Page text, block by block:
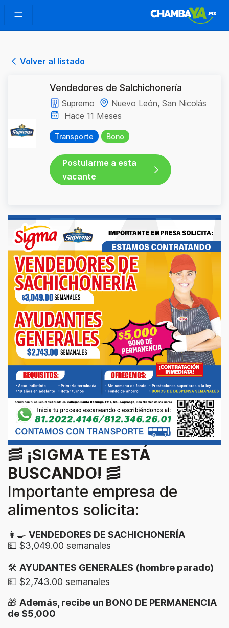
Volver al listado
Vendedores de Salchichonería
Supremo
Nuevo León, San Nicolás
Hace 11 Meses
Transporte Bono
Postularme a esta
vacante
🥓 ¡SIGMA TE ESTÁ
BUSCANDO! 🥓
Importante empresa de
alimentos solicita:
👩‍🍳 VENDEDORES DE SACHICHONERÍA
💵 $3,049.00 semanales
🛠 AYUDANTES GENERALES (hombre parado)
💵 $2,743.00 semanales
🎁 Además, recibe un BONO DE PERMANENCIA
de $5,000